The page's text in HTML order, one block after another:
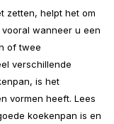
zetten, helpt het om
wanneer u een
of twee
verschillende
is het
vormen heeft. Lees
koekenpan is en